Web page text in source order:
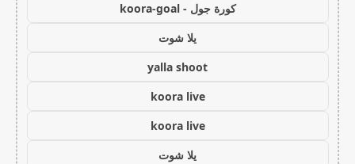
كورة جول - koora-goal
يلا شوت
yalla shoot
koora live
koora live
يلا شوت